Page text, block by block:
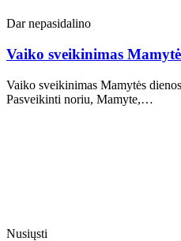
Dar nepasidalino
Vaiko sveikinimas
Vaiko sveikinimas Mamytės
Pasveikinti noriu, Mamyte,…
Nusiųsti